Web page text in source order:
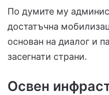
По думите му
достатъчна
основан на диалог и
засегнати страни.
Освен